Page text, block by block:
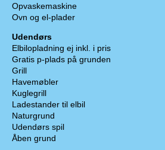
Opvaskemaskine
Ovn og el-plader
Udendørs
Elbilopladning ej inkl. i pris
Gratis p-plads på grunden
Grill
Havemøbler
Kuglegrill
Ladestander til elbil
Naturgrund
Udendørs spil
Åben grund